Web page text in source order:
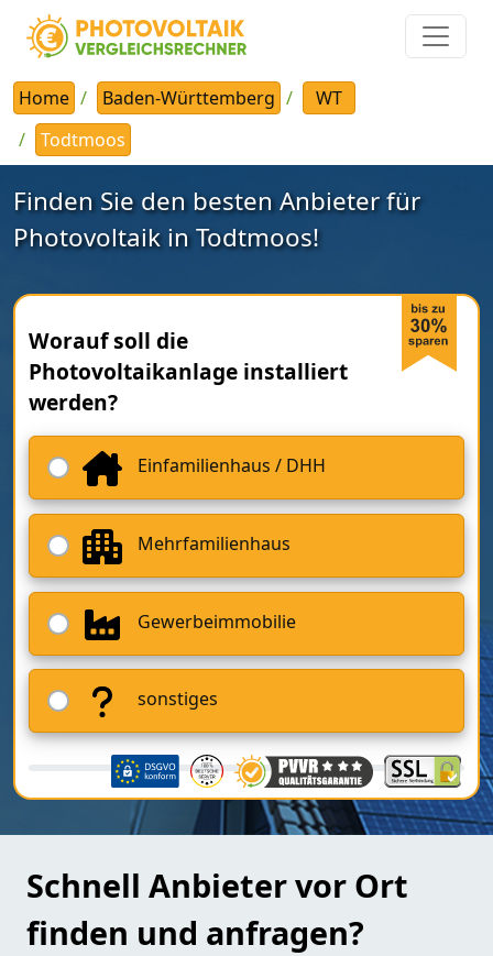
Home Baden-Württemberg
WT
Todtmoos
Finden Sie den besten Anbieter für
Photovoltaik in Todtmoos!
Worauf soll die
Photovoltaikanlage installiert
werden?
Einfamilienhaus / DHH
Mehrfamilienhaus
Gewerbeimmobilie
sonstiges
Schnell Anbieter vor Ort
finden und anfragen?